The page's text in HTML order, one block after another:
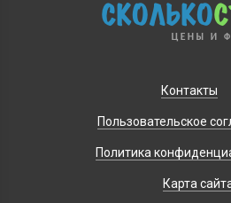
Контакты
Пользовательское
Политика
Карта